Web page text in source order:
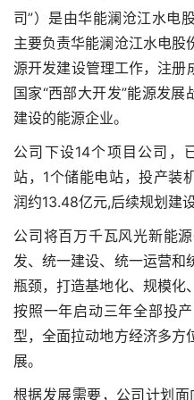
司”）是由华能澜沧江水电
主要负责华能澜沧江水电股
源开发建设管理工作，注册
国家“西部大开发”能源发展
建设的能源企业。
公司下设14个项目公司，
站，1个储能电站，投产装
润约13.48亿元,后续规划建
公司将百万千瓦风光新能
发、统一建设、统一运营和
瓶颈，打造基地化、规模化
按照一年启动三年全部投
型，全面拉动地方经济多方
展。
根据发展需要，公司计划